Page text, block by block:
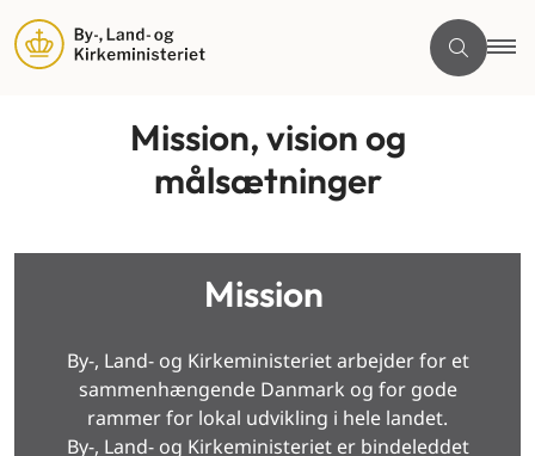
Mission, vision og
målsætninger
Mission
By-, Land- og Kirkeministeriet arbejder for et
sammenhængende Danmark og for gode
rammer for lokal udvikling i hele landet.
By-, Land- og Kirkeministeriet er bindeleddet